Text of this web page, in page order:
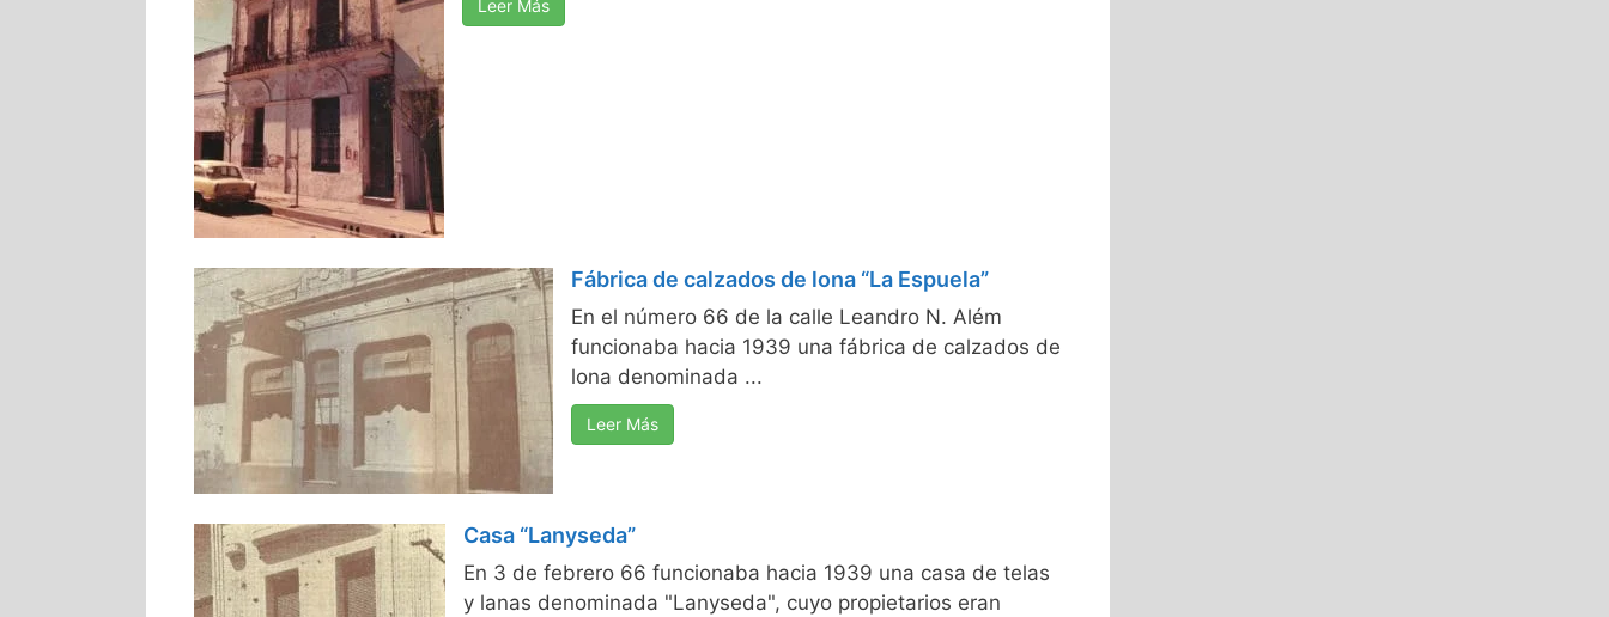
Leer Más
Fábrica de calzados de lona “La Espuela”
En el número 66 de la calle Leandro N. Além
funcionaba hacia 1939 una fábrica de calzados de
lona denominada ...
Leer Más
Casa “Lanyseda”
En 3 de febrero 66 funcionaba hacia 1939 una casa de telas
y lanas denominada "Lanyseda", cuyo propietarios eran